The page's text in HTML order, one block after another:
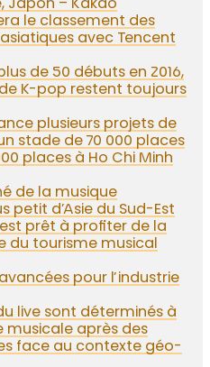
Japon – Kakao
le classement des
avec Tencent
de 50 débuts en 2016,
K-pop restent toujours
plusieurs projets de
stade de 70 000 places
places à Ho Chi Minh
de la musique
petit d’Asie du Sud-Est
est prêt à profiter de la
du tourisme musical
pour l’industrie
live sont déterminés à
musicale après des
face au contexte géo-